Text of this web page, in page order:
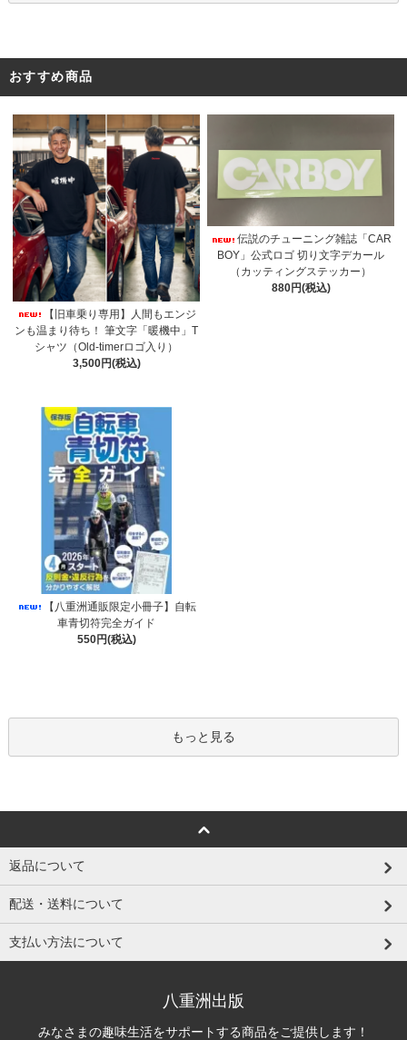
おすすめ商品
【旧車乗り専用】人間もエンジ
ンも温まり待ち！ 筆文字「暖機中」T
シャツ（Old-timerロゴ入り）
3,500円(税込)
伝説のチューニング雑誌「CAR
BOY」公式ロゴ 切り文字デカール
（カッティングステッカー）
880円(税込)
【八重洲通販限定小冊子】自転
車青切符完全ガイド
550円(税込)
もっと見る
返品について
配送・送料について
支払い方法について
八重洲出版
みなさまの趣味生活をサポートする商品をご提供します！